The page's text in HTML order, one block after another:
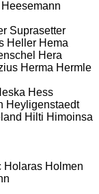
Heesemann
Suprasetter
Heller Hema
Hera
Herma Hermle
Hess
Heyligenstaedt
Hilti Himoinsa
Holaras Holmen